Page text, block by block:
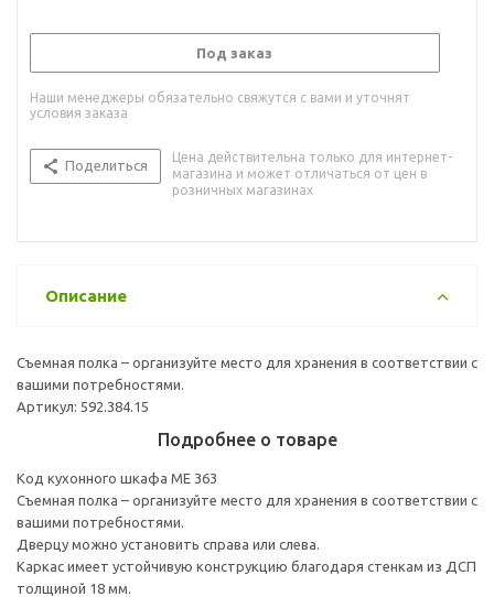
Под заказ
Наши менеджеры обязательно свяжутся с вами и уточнят
условия заказа
Поделиться
Цена действительна только для интернет-
магазина и может отличаться от цен в
розничных магазинах
Описание
Съемная полка – организуйте место для хранения в соответствии с
вашими потребностями.
Артикул: 592.384.15
Подробнее о товаре
Код кухонного шкафа ME 363
Съемная полка – организуйте место для хранения в соответствии с
вашими потребностями.
Дверцу можно установить справа или слева.
Каркас имеет устойчивую конструкцию благодаря стенкам из ДСП
толщиной 18 мм.